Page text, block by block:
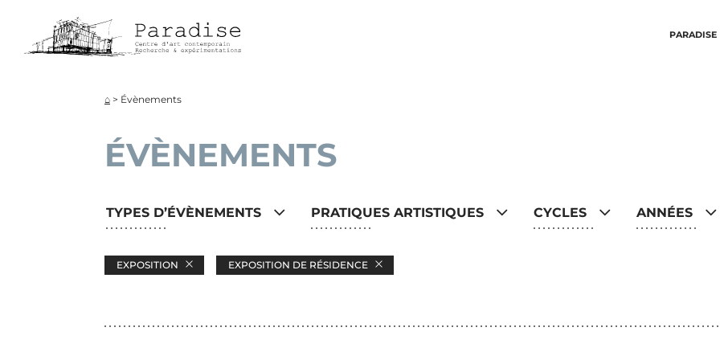
directement
PARADISE
⌂ > Évènements
ÉVÈNEMENTS
TYPES D’ÉVÈNEMENTS PRATIQUES ARTISTIQUES CYCLES ANNÉES
EXPOSITION EXPOSITION DE RÉSIDENCE